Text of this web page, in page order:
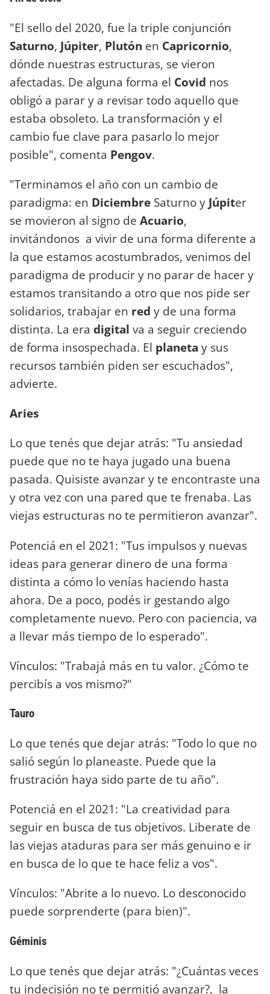
"El sello del 2020, fue la triple conjunción
Saturno, Júpiter, Plutón en Capricornio,
dónde nuestras estructuras, se vieron
afectadas. De alguna forma el Covid nos
obligó a parar y a revisar todo aquello que
estaba obsoleto. La transformación y el
cambio fue clave para pasarlo lo mejor
posible", comenta Pengov.
"Terminamos el año con un cambio de
paradigma: en Diciembre Saturno y Júpiter
se movieron al signo de Acuario,
invitándonos a vivir de una forma diferente a
la que estamos acostumbrados, venimos del
paradigma de producir y no parar de hacer y
estamos transitando a otro que nos pide ser
solidarios, trabajar en red y de una forma
distinta. La era digital va a seguir creciendo
de forma insospechada. El planeta y sus
recursos también piden ser escuchados",
advierte.
Aries
Lo que tenés que dejar atrás: "Tu ansiedad
puede que no te haya jugado una buena
pasada. Quisiste avanzar y te encontraste una
y otra vez con una pared que te frenaba. Las
viejas estructuras no te permitieron avanzar".
Potenciá en el 2021: "Tus impulsos y nuevas
ideas para generar dinero de una forma
distinta a cómo lo venías haciendo hasta
ahora. De a poco, podés ir gestando algo
completamente nuevo. Pero con paciencia, va
a llevar más tiempo de lo esperado".
Vínculos: "Trabajá más en tu valor. ¿Cómo te
percibís a vos mismo?"
Tauro
Lo que tenés que dejar atrás: "Todo lo que no
salió según lo planeaste. Puede que la
frustración haya sido parte de tu año".
Potenciá en el 2021: "La creatividad para
seguir en busca de tus objetivos. Liberate de
las viejas ataduras para ser más genuino e ir
en busca de lo que te hace feliz a vos".
Vínculos: "Abrite a lo nuevo. Lo desconocido
puede sorprenderte (para bien)".
Géminis
Lo que tenés que dejar atrás: "¿Cuántas veces
tu indecisión no te permitió avanzar?, la